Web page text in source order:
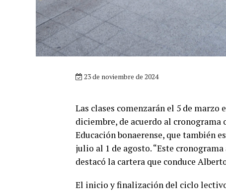
23 de noviembre de 2024
Las clases comenzarán el 5 de
diciembre, de acuerdo al
Educación bonaerense, que también
julio al 1 de agosto. “Este
destacó la cartera que conduce
El inicio y finalización del ciclo